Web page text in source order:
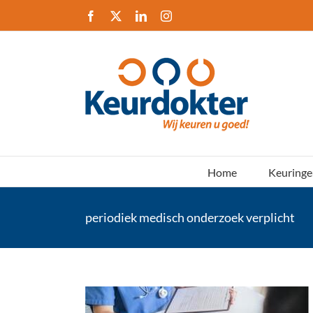
inhoud
Facebook LinkedInInstagram
Home
periodiek medisch onderzoek verplicht